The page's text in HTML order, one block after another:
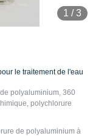
1 /3
le traitement de l'eau
polyaluminium, 360
polychlorure
de polyaluminium à